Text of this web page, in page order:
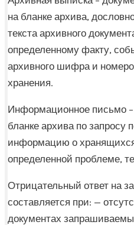
на бланке архива,
текста архивного
определенному факту,
архивного шифра и
хранения.
Информационное письмо
бланке архива по запросу
информацию о
определенной проблеме,
Отрицательный ответ на
составляется при: —
документах